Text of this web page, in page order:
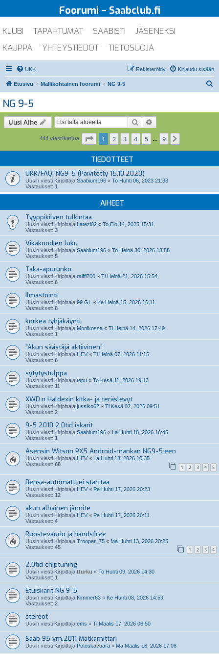
Foorumi – Saabclub.fi
KLUBI TAPAHTUMAT SAABISTI
JÄSENEKSI
KAUPPA
YHTEYSTIEDOT TIETOSUOJA
UKK Kirjaudu sisään
Rekisteröidy
Etusivu Mallikohtainen foorumi NG 9-5
NG 9-5
Uusi Aihe Etsi
444 viestiketjua Sivu /9
1 2 3 4 5 … 9
TIEDOTTEET
UKK/FAQ: NG9-5 (Päivitetty 15.10.2020)
Uusin viesti Kirjoittaja Saabium196 « To Huhti 06, 2023 21:38
Vastaukset: 1
AIHEET
Tyyppikilven tulkintaa
Uusin viesti Kirjoittaja Latezi02 « To Elo 14, 2025 15:31
Vastaukset: 3
Vikakoodien luku
Uusin viesti Kirjoittaja Saabium196 « To Heinä 30, 2026 13:58
Vastaukset: 5
Taka-apurunko
Uusin viesti Kirjoittaja ralffi700 « Ti Heinä 21, 2026 15:54
Vastaukset: 6
Ilmastointi
Uusin viesti Kirjoittaja 99 GL « Ke Heinä 15, 2026 16:11
Vastaukset: 8
korkea tyhjäkäynti
Uusin viesti Kirjoittaja Monikossa « Ti Heinä 14, 2026 17:49
Vastaukset: 1
"Akun säästäjä aktiivinen"
Uusin viesti Kirjoittaja HEV « Ti Heinä 07, 2026 11:15
Vastaukset: 6
sytytystulppa
Uusin viesti Kirjoittaja tepu « To Kesä 11, 2026 19:13
Vastaukset: 11
XWD:n Haldexin kitka- ja teräslevyt
Uusin viesti Kirjoittaja jussiko62 « Ti Kesä 02, 2026 09:51
Vastaukset: 2
9-5 2010 2.0tid iskarit
Uusin viesti Kirjoittaja Saabium196 « La Huhti 18, 2026 16:45
Vastaukset: 1
Asensin Witson PX5 Android-mankan NG9-5:een
Uusin viesti Kirjoittaja HEV « La Huhti 18, 2026 10:35
Vastaukset: 68 1 2 3 4 5
Bensa-automatti ei starttaa
Uusin viesti Kirjoittaja HEV « Pe Huhti 17, 2026 20:23
Vastaukset: 12
akun alhainen jännite
Uusin viesti Kirjoittaja HEV « Pe Huhti 17, 2026 20:11
Vastaukset: 4
Ruostevaurio ja handsfree
Uusin viesti Kirjoittaja Trooper_75 « Ma Huhti 13, 2026 20:25
Vastaukset: 45 1 2 3 4
2.0tid chiptuning
Uusin viesti Kirjoittaja tturku « To Huhti 09, 2026 14:30
Vastaukset: 1
Etuiskarit NG 9-5
Uusin viesti Kirjoittaja Kimmer63 « Ke Huhti 08, 2026 14:59
Vastaukset: 2
stereot
Uusin viesti Kirjoittaja ems « Ti Maalis 17, 2026 06:50
Saab 95 vm.2011 Matkamittari
Uusin viesti Kirjoittaja Potoskavaara « Ma Maalis 16, 2026 17:06